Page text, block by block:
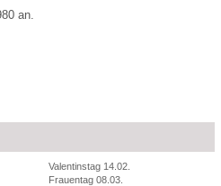
an.
Valentinstag 14.02.
Frauentag 08.03.